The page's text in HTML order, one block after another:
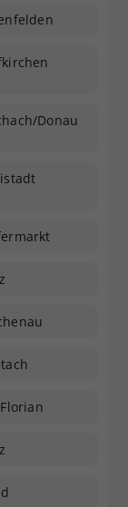
Donau
Consent-
die
eingestellt